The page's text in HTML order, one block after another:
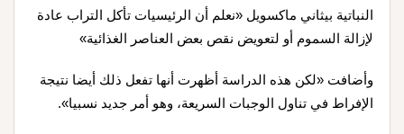
النباتية بيثاني ماكسويل «نعلم أن الرئيسيات تأكل التراب عادة
لإزالة السموم أو لتعويض نقص بعض العناصر الغذائية»
وأضافت «لكن هذه الدراسة أظهرت أنها تفعل ذلك أيضا نتيجة
الإفراط في تناول الوجبات السريعة، وهو أمر جديد نسبيا».